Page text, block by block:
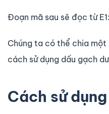
Đoạn mã sau sẽ đọc từ
Chúng ta có thể chia
cách sử dụng dấu gạch
Cách sử